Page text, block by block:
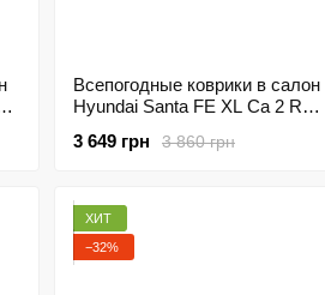
Всепогодные коврики в салон
Hyundai Santa FE XL Ca 2 ROW
Coverage
3 860 грн
3 649 грн
ХИТ
−32%